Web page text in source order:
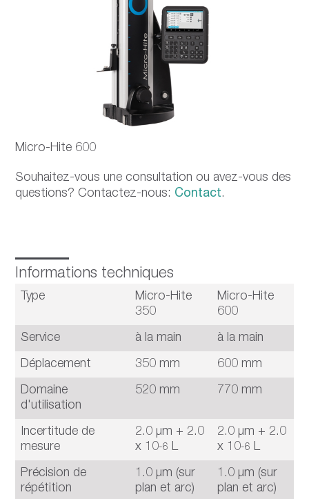
Micro-Hite 600
Souhaitez-vous une consultation ou avez-vous des
questions? Contactez-nous: Contact.
Informations techniques
Type
Service
Déplacement
Domaine
d'utilisation
Incertitude de
mesure
Précision de
répétition
Micro-Hite
350
à la main
350 mm
520 mm
2.0 μm + 2.0
x 10-6 L
1.0 μm (sur
plan et arc)
Micro-Hite
600
à la main
600 mm
770 mm
2.0 μm + 2.0
x 10-6 L
1.0 μm (sur
plan et arc)